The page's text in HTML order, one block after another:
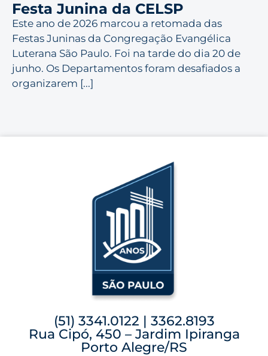
Festa Junina da CELSP
Este ano de 2026 marcou a retomada das
Festas Juninas da Congregação Evangélica
Luterana São Paulo. Foi na tarde do dia 20 de
junho. Os Departamentos foram desafiados a
organizarem [...]
(51) 3341.0122 | 3362.8193
Rua Cipó, 450 – Jardim Ipiranga
Porto Alegre/RS